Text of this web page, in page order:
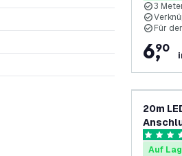
3
Für
6,
90
20m
4.8
Auf